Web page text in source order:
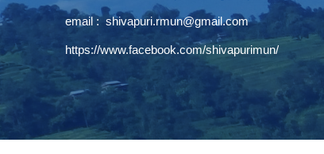
email : shivapuri.rmun@gmail.com
https://www.facebook.com/shivapurimun/